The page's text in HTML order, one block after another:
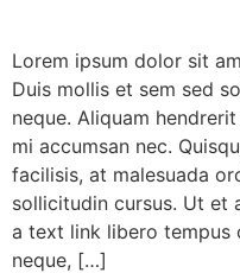
Lorem ipsum dolor sit
Duis mollis et sem sed
neque. Aliquam
mi accumsan nec.
facilisis, at malesuada
sollicitudin cursus. Ut et
a text link libero tempus
neque, […]